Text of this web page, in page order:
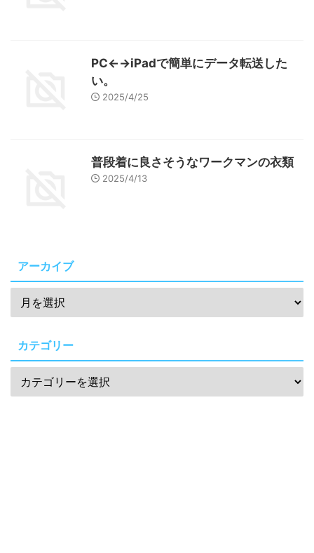
PC←→iPadで簡単にデータ転送した
い。
2025/4/25
普段着に良さそうなワークマンの衣類
2025/4/13
アーカイブ
カテゴリー